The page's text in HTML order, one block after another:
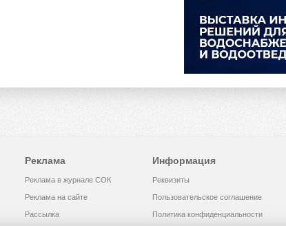
Реклама
Реклама в журнале СОК
Реклама на сайте
Рассылка
Информация
Реквизиты
Пользовательское соглашение
Политика конфиденциальности